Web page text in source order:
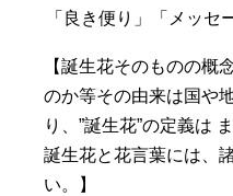
「良き便り」「メッセ
【誕生花そのものの概
のか等その由来は国や
り、”誕生花”の定義は
誕生花と花言葉には、
い。】